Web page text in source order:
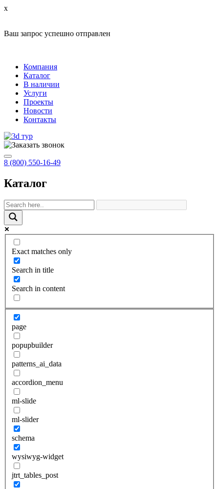
x
Ваш запрос успешно отправлен
Компания
Каталог
В наличии
Услуги
Проекты
Новости
Контакты
8 (800) 550-16-49
Каталог
Exact matches only
Search in title
Search in content
page
popupbuilder
patterns_ai_data
accordion_menu
ml-slide
ml-slider
schema
wysiwyg-widget
jtrt_tables_post